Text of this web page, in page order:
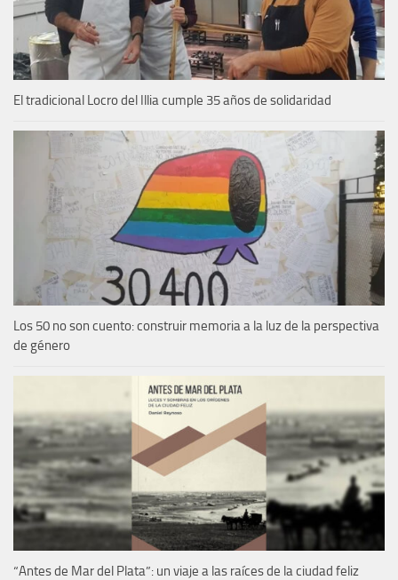
El tradicional Locro del Illia cumple 35 años de solidaridad
Los 50 no son cuento: construir memoria a la luz de la perspectiva
de género
“Antes de Mar del Plata”: un viaje a las raíces de la ciudad feliz